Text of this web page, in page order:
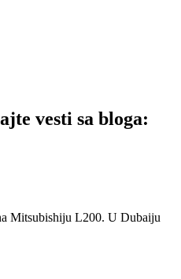
vesti sa bloga:
Mitsubishiju L200. U Dubaiju